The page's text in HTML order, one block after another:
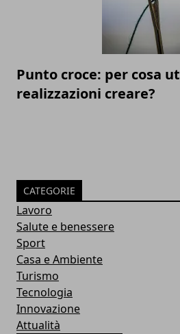
Punto croce: per cosa
realizzazioni creare?
CATEGORIE
Lavoro
Salute e benessere
Sport
Casa e Ambiente
Turismo
Tecnologia
Innovazione
Attualità